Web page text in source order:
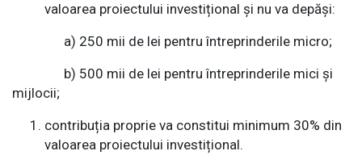
Contacte
valoarea proiectului investițional și nu va depăși:
a) 250 mii de lei pentru întreprinderile micro;
b) 500 mii de lei pentru întreprinderile mici și
mijlocii;
contribuția proprie va constitui minimum 30% din
valoarea proiectului investițional.